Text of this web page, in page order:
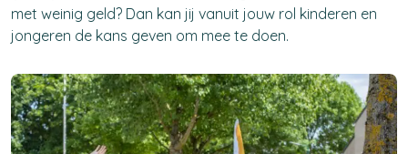
met weinig geld? Dan kan jij vanuit jouw rol kinderen en
jongeren de kans geven om mee te doen.